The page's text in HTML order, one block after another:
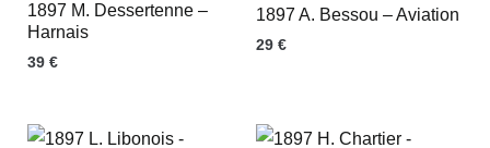
1897 M. Dessertenne –
Harnais
39 €
1897 A. Bessou – Aviation
29 €